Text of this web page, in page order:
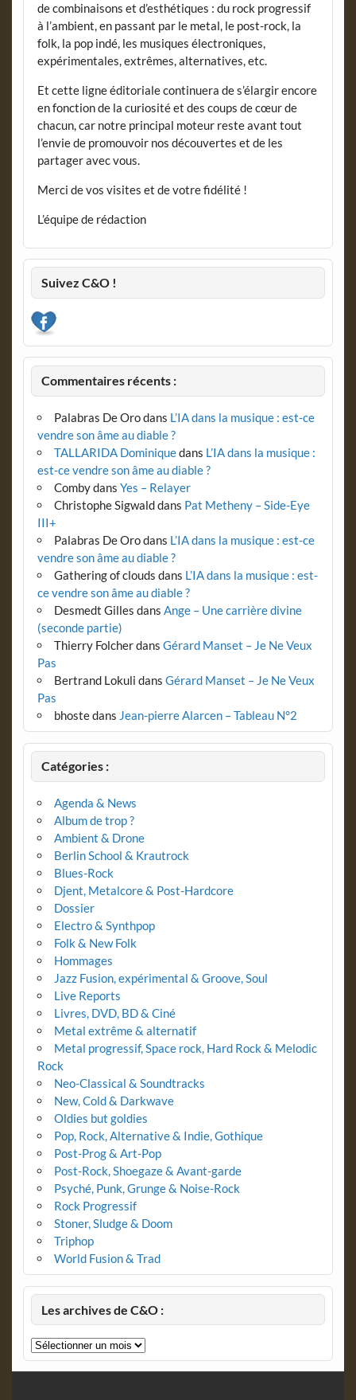
de combinaisons et d’esthétiques : du rock progressif
à l’ambient, en passant par le metal, le post-rock, la
folk, la pop indé, les musiques électroniques,
expérimentales, extrêmes, alternatives, etc.
Et cette ligne éditoriale continuera de s’élargir encore
en fonction de la curiosité et des coups de cœur de
chacun, car notre principal moteur reste avant tout
l’envie de promouvoir nos découvertes et de les
partager avec vous.
Merci de vos visites et de votre fidélité !
L’équipe de rédaction
Suivez C&O !
Commentaires récents :
Palabras De Orodans L’IA dans la musique : est-ce
vendre son âme au diable ?
TALLARIDA Dominiquedans L’IA dans la musique :
est-ce vendre son âme au diable ?
Combydans Yes – Relayer
Christophe Sigwalddans Pat Metheny – Side-Eye
III+
Palabras De Orodans L’IA dans la musique : est-ce
vendre son âme au diable ?
Gathering of clouds dans L’IA dans la musique : est-
ce vendre son âme au diable ?
Desmedt Gilles dans Ange – Une carrière divine
(seconde partie)
Thierry Folcherdans Gérard Manset – Je Ne Veux
Pas
Bertrand Lokuli dans Gérard Manset – Je Ne Veux
Pas
bhostedans Jean-pierre Alarcen – Tableau N°2
Catégories :
Agenda & News
Album de trop ?
Ambient & Drone
Berlin School & Krautrock
Blues-Rock
Djent, Metalcore & Post-Hardcore
Dossier
Electro & Synthpop
Folk & New Folk
Hommages
Jazz Fusion, expérimental & Groove, Soul
Live Reports
Livres, DVD, BD & Ciné
Metal extrême & alternatif
Metal progressif, Space rock, Hard Rock & Melodic
Rock
Neo-Classical & Soundtracks
New, Cold & Darkwave
Oldies but goldies
Pop, Rock, Alternative & Indie, Gothique
Post-Prog & Art-Pop
Post-Rock, Shoegaze & Avant-garde
Psyché, Punk, Grunge & Noise-Rock
Rock Progressif
Stoner, Sludge & Doom
Triphop
World Fusion & Trad
Les archives de C&O :
Les
archives